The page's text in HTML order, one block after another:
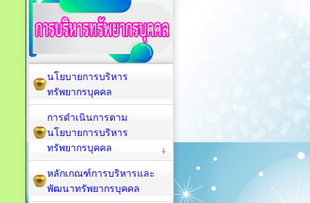
นโยบายการบริหาร
ทรัพยากรบุคคล
การดำเนินการตาม
นโยบายการบริหาร
ทรัพยากรบุคคล
หลักเกณฑ์การบริหารและ
พัฒนาทรัพยากรบุคคล